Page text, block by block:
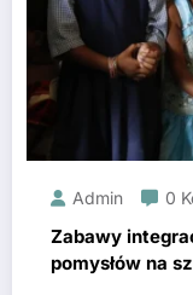
Admin 0
Zabawy
pomysłów na